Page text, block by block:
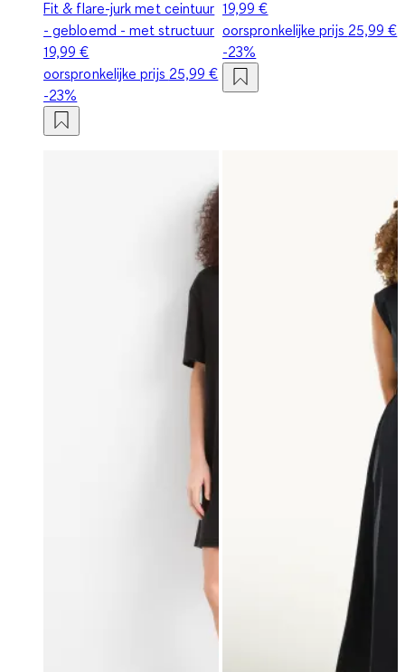
Fit & flare-jurk met ceintuur
- gebloemd - met structuur
19,99 €
oorspronkelijke prijs 25,99 €
-23%
19,99 €
oorspronkelijke prijs 25,99 €
-23%